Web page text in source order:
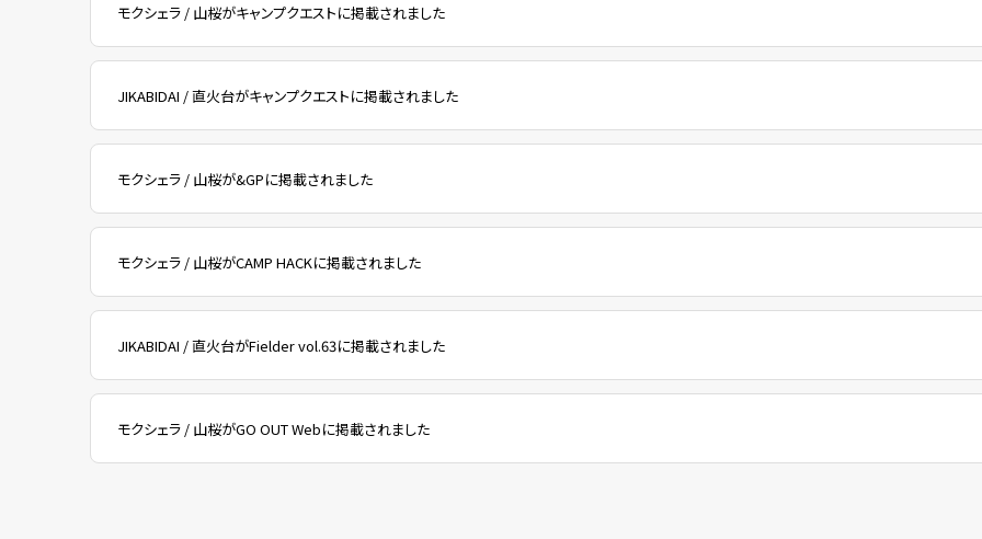
モクシェラ / 山桜がキャンプクエストに掲載されました
JIKABIDAI / 直火台がキャンプクエストに掲載されました
モクシェラ / 山桜が&GPに掲載されました
モクシェラ / 山桜がCAMP HACKに掲載されました
JIKABIDAI / 直火台がFielder vol.63に掲載されました
モクシェラ / 山桜がGO OUT Webに掲載されました